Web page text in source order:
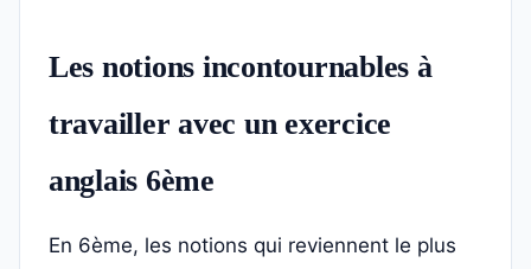
Les notions incontournables à
travailler avec un exercice
anglais 6ème
En 6ème, les notions qui reviennent le plus